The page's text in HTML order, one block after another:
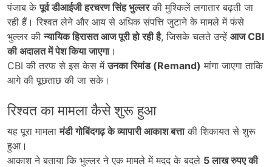
पंजाब केपूर्व डीआईजी हरचरण सिंह भुल्लरकी मुश्किलें लगातार बढ़ती जा
रही हैं। रिश्वत लेने और आय से अधिक संपत्ति जुटाने के मामले में फंसे
भुल्लर कीन्यायिक हिरासत आज पूरी हो रही है, जिसके चलते उन्हें आज CBI
की अदालत में पेश किया जाएगा।
CBI की तरफ से इस केस मेंउनका रिमांड (Remand) मांगा जाएगा ताकि
आगे की पूछताछ की जा सके।
रिश्वत का मामला कैसे शुरू हुआ
यह पूरा मामलामंडी गोबिंदगढ़ के व्यापारी आकाश बत्ताकी शिकायत से शुरू
हुआ।
आकाश ने बताया कि भुल्लर ने एक मामले में मदद के बदले 5लाख रुपए की